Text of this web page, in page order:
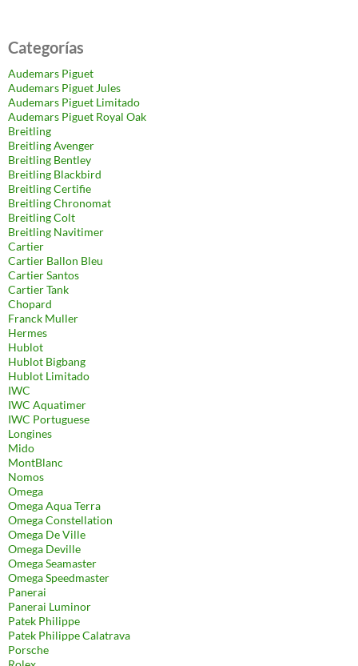
Categorías
Audemars Piguet
Audemars Piguet Jules
Audemars Piguet Limitado
Audemars Piguet Royal Oak
Breitling
Breitling Avenger
Breitling Bentley
Breitling Blackbird
Breitling Certifie
Breitling Chronomat
Breitling Colt
Breitling Navitimer
Cartier
Cartier Ballon Bleu
Cartier Santos
Cartier Tank
Chopard
Franck Muller
Hermes
Hublot
Hublot Bigbang
Hublot Limitado
IWC
IWC Aquatimer
IWC Portuguese
Longines
Mido
MontBlanc
Nomos
Omega
Omega Aqua Terra
Omega Constellation
Omega De Ville
Omega Deville
Omega Seamaster
Omega Speedmaster
Panerai
Panerai Luminor
Patek Philippe
Patek Philippe Calatrava
Porsche